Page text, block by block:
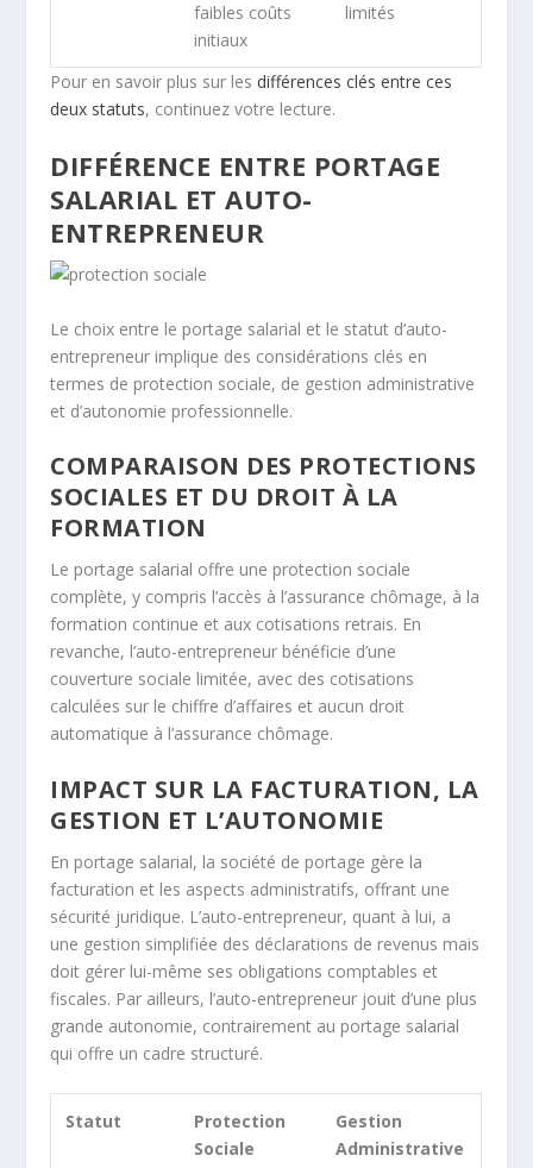
faibles coûts
initiaux
limités
Pour en savoir plus sur les différences clés entre ces
deux statuts, continuez votre lecture.
DIFFÉRENCE ENTRE PORTAGE
SALARIAL ET AUTO-
ENTREPRENEUR
Le choix entre le portage salarial et le statut d’auto-
entrepreneur implique des considérations clés en
termes de protection sociale, de gestion administrative
et d’autonomie professionnelle.
COMPARAISON DES PROTECTIONS
SOCIALES ET DU DROIT À LA
FORMATION
Le portage salarial offre une protection sociale
complète, y compris l’accès à l’assurance chômage, à la
formation continue et aux cotisations retrais. En
revanche, l’auto-entrepreneur bénéficie d’une
couverture sociale limitée, avec des cotisations
calculées sur le chiffre d’affaires et aucun droit
automatique à l’assurance chômage.
IMPACT SUR LA FACTURATION, LA
GESTION ET L’AUTONOMIE
En portage salarial, la société de portage gère la
facturation et les aspects administratifs, offrant une
sécurité juridique. L’auto-entrepreneur, quant à lui, a
une gestion simplifiée des déclarations de revenus mais
doit gérer lui-même ses obligations comptables et
fiscales. Par ailleurs, l’auto-entrepreneur jouit d’une plus
grande autonomie, contrairement au portage salarial
qui offre un cadre structuré.
Statut
Protection
Sociale
Gestion
Administrative